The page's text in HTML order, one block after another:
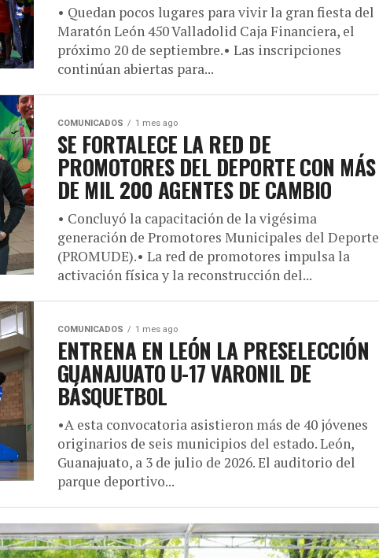
• Quedan pocos lugares para vivir la gran fiesta del
Maratón León 450 Valladolid Caja Financiera, el
próximo 20 de septiembre.• Las inscripciones
continúan abiertas para...
COMUNICADOS 1 mes ago
SE FORTALECE LA RED DE
PROMOTORES DEL DEPORTE CON MÁS
DE MIL 200 AGENTES DE CAMBIO
• Concluyó la capacitación de la vigésima
generación de Promotores Municipales del Deporte
(PROMUDE).• La red de promotores impulsa la
activación física y la reconstrucción del...
COMUNICADOS 1 mes ago
ENTRENA EN LEÓN LA PRESELECCIÓN
GUANAJUATO U-17 VARONIL DE
BÁSQUETBOL
•A esta convocatoria asistieron más de 40 jóvenes
originarios de seis municipios del estado. León,
Guanajuato, a 3 de julio de 2026. El auditorio del
parque deportivo...